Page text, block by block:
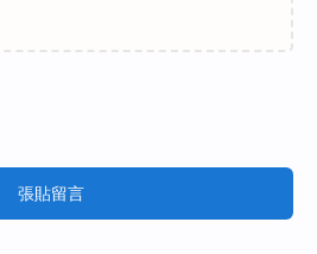
張貼留言